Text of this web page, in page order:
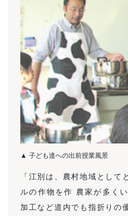
▲ 子ども達への出前授業風景
「江別は、農村地域として
ルの作物を作 農家が多く
加工など道内でも指折りの